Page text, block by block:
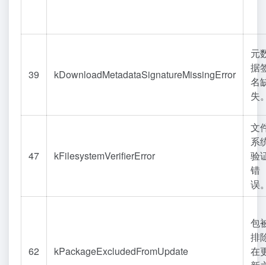
39 kDownloadMetadataSignatureMissingError
元
据
名
失
47 kFilesystemVerifierError
文
系
验
错
误
62 kPackageExcludedFromUpdate
包
排
在